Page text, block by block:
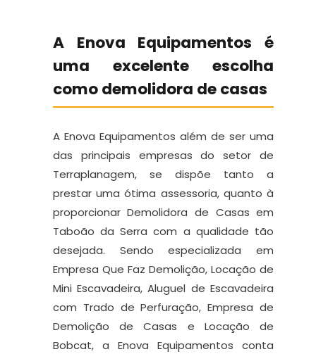
A Enova Equipamentos é
uma excelente escolha
como demolidora de casas
A Enova Equipamentos além de ser uma
das principais empresas do setor de
Terraplanagem, se dispõe tanto a
prestar uma ótima assessoria, quanto à
proporcionar Demolidora de Casas em
Taboão da Serra com a qualidade tão
desejada. Sendo especializada em
Empresa Que Faz Demolição, Locação de
Mini Escavadeira, Aluguel de Escavadeira
com Trado de Perfuração, Empresa de
Demolição de Casas e Locação de
Bobcat, a Enova Equipamentos conta